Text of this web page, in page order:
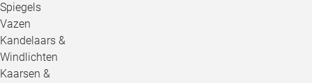
Spiegels
Vazen
Kandelaars &
Windlichten
Kaarsen &